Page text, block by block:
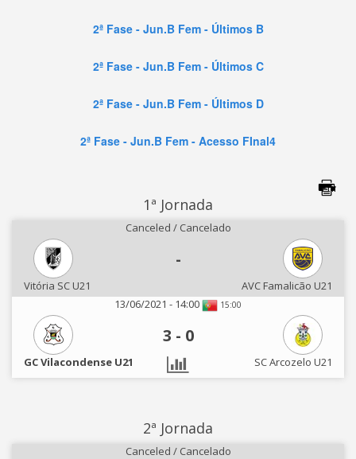
2ª Fase - Jun.B Fem - Últimos B
2ª Fase - Jun.B Fem - Últimos C
2ª Fase - Jun.B Fem - Últimos D
2ª Fase - Jun.B Fem - Acesso FInal4
1ª Jornada
Canceled / Cancelado
-
Vitória SC U21
AVC Famalicão U21
13/06/2021 - 14:00
15:00
3 - 0
GC Vilacondense U21 SC Arcozelo U21
2ª Jornada
Canceled / Cancelado